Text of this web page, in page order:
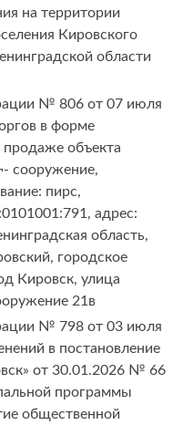
на территории
Кировского
области
№ 806 от 07 июля
в форме
продаже объекта
сооружение,
пирс,
адрес:
область,
городское
Кировск, улица
21в
№ 798 от 03 июля
в постановление
от 30.01.2026 № 66
программы
общественной